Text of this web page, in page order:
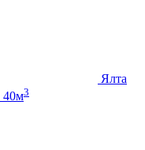
Ялта
40м3